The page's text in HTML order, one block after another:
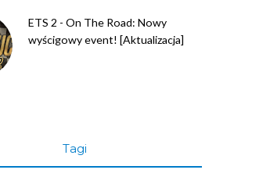
ETS 2 - On The Road: Nowy
wyścigowy event! [Aktualizacja]
Tagi